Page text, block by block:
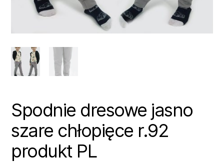
Spodnie dresowe jasno
szare chłopięce r.92
produkt PL